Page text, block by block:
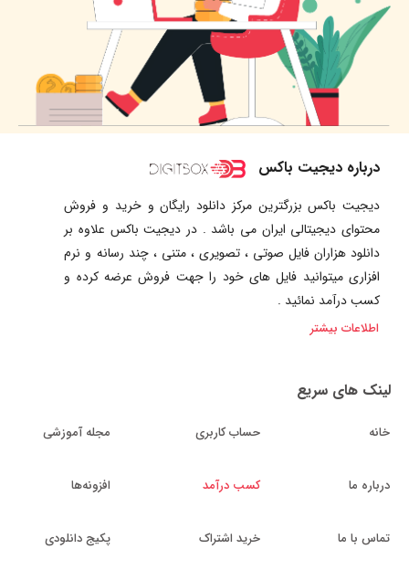
درباره دیجیت باکس
دیجیت باکس بزرگترین مرکز دانلود رایگان و خرید و فروش
محتوای دیجیتالی ایران می باشد . در دیجیت باکس علاوه بر
دانلود هزاران فایل صوتی ، تصویری ، متنی ، چند رسانه و نرم
افزاری میتوانید فایل های خود را جهت فروش عرضه کرده و
کسب درآمد نمائید .
اطلاعات بیشتر
لینک های سریع
خانه
درباره ما
تماس با ما
حساب کاربری
کسب درآمد
خرید اشتراک
مجله آموزشی
افزونه‌ها
پکیج دانلودی